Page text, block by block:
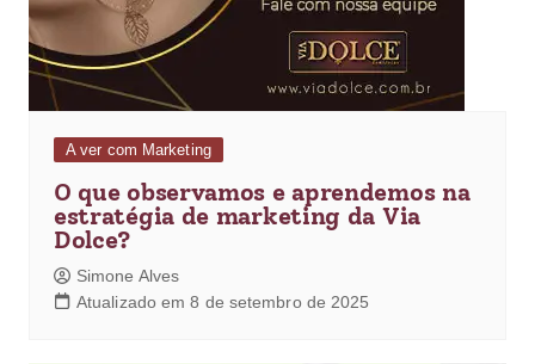
A ver com Marketing
O que observamos e aprendemos na
estratégia de marketing da Via
Dolce?
Simone Alves
Atualizado em 8 de setembro de 2025